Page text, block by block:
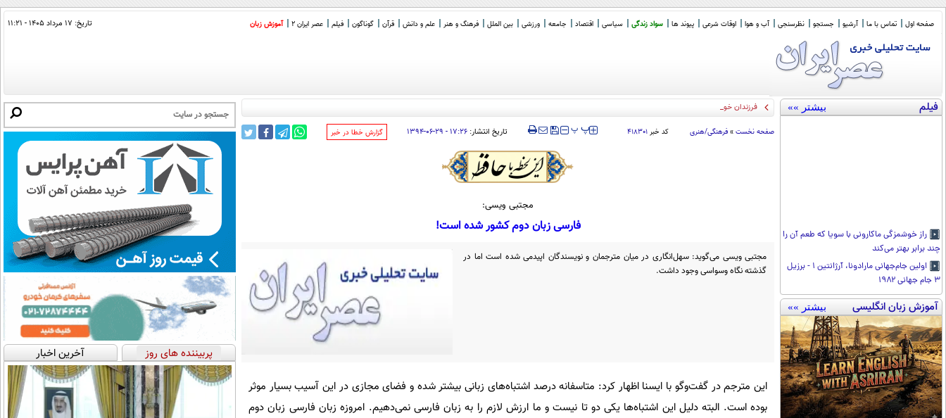
صفحه اول تماس با ما آرشیو جستجو نظرسنجی آب و هوا اوقات شرعی پیوند ها سواد زندگی سیاسی اقتصاد جامعه ورزشی بین الملل فرهنگ و هنر علم و دانش قرآن گوناگون فیلم عصر ایران 2 آموزش زبان تاریخ: ۱۷ مرداد ۱۴۰۵ - ۱۱:۲۱
فیلم بیشتر »»
راز خوشمزگی ماکارونی با سویا که طعم آن را
چند برابر بهتر می‌کند
اولین جام‌جهانی مارادونا، آرژانتین ۱ - برزیل
۳ جام جهانی ۱۹۸۲
آموزش زبان انگلیسی بیشتر »»
فرزندان خود را چگونه تربیت ک
صفحه نخست » فرهنگی/هنری کد خبر ۴۱۸۳۰۱ ‍‍‍ پپ تاریخ انتشار: ۱۷:۲۶ - ۲۹-۰۶-۱۳۹۴ ‌گزارش خطا در خبر
مجتبی ویسی:
فارسی زبان دوم کشور شده است!
مجتبی ویسی می‌گوید: سهل‌انگاری در میان مترجمان و نویسندگان اپیدمی شده است اما در
گذشته نگاه وسواسی وجود داشت.
این مترجم در گفت‌وگو با ایسنا اظهار کرد: متاسفانه درصد اشتباه‌های زبانی بیشتر شده و فضای مجازی در این آسیب بسیار موثر
بوده است. البته دلیل این اشتباه‌ها یکی دو تا نیست و ما ارزش لازم را به زبان فارسی نمی‌دهیم. امروزه زبان فارسی زبان دوم
پربیننده های روز آخرین اخبار